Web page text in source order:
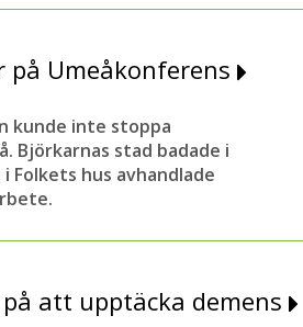
Umeåkonferens
kunde inte stoppa
Björkarnas stad badade i
Folkets hus avhandlade
att upptäcka demens